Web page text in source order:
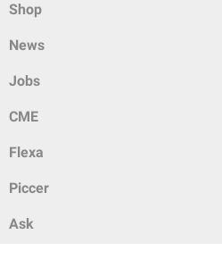
Shop
News
Jobs
CME
Flexa
Piccer
Ask